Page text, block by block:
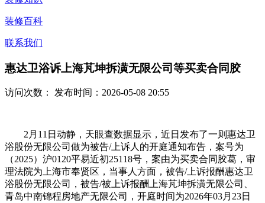
装修百科
联系我们
惠达卫浴诉上海芃坤拆潢无限公司等买卖合同胶
访问次数： 发布时间：2026-05-08 20:55
2月11日动静，天眼查数据显示，近日发布了一则惠达卫
浴股份无限公司做为被告/上诉人的开庭通知布告，案号为
（2025）沪0120平易近初25118号，案由为买卖合同胶葛，审
理法院为上海市奉贤区，当事人方面，被告/上诉报酬惠达卫
浴股份无限公司，被告/被上诉报酬上海芃坤拆潢无限公司、
青岛中南锦程房地产无限公司，开庭时间为2026年03月23日